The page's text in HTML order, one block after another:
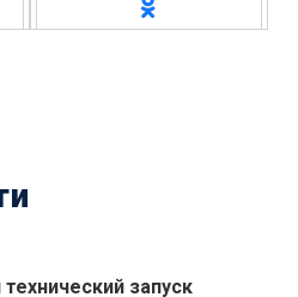
запуск